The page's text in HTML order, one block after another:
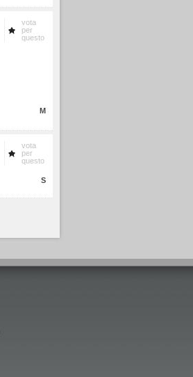
vota
per
questo
M
vota
per
questo
S